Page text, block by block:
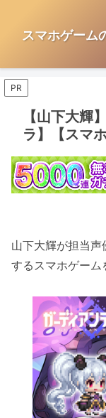
スマホゲーム
PR
【山下大輝
ラ】【スマ
山下大輝が担当
するスマホゲーム